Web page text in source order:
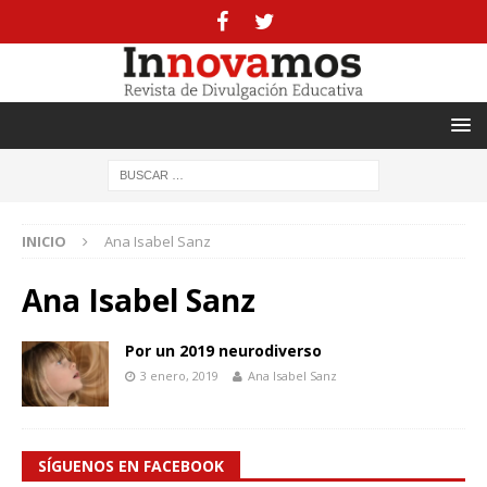
INICIO Ana Isabel Sanz
Ana Isabel Sanz
Por un 2019 neurodiverso
3 enero, 2019 Ana Isabel Sanz
SÍGUENOS EN FACEBOOK